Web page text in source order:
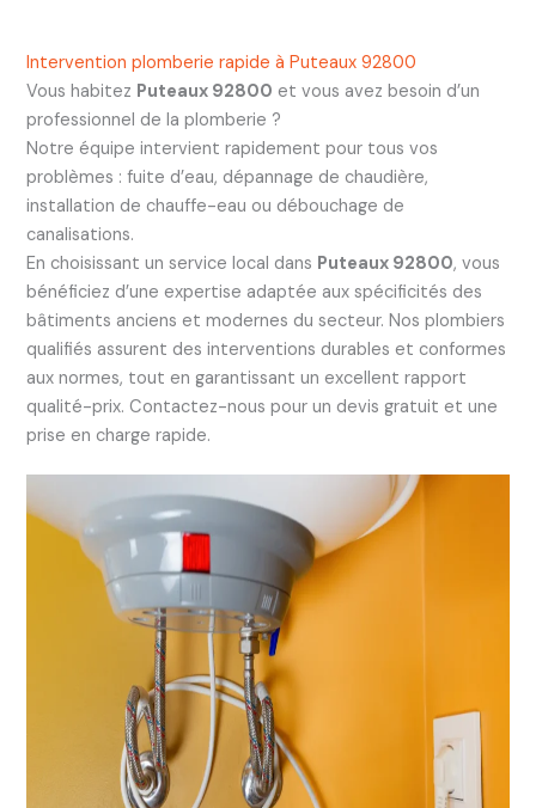
Intervention plomberie rapide à Puteaux 92800
Vous habitez Puteaux 92800 et vous avez besoin d’un
professionnel de la plomberie ?
Notre équipe intervient rapidement pour tous vos
problèmes : fuite d’eau, dépannage de chaudière,
installation de chauffe-eau ou débouchage de
canalisations.
En choisissant un service local dans Puteaux 92800, vous
bénéficiez d’une expertise adaptée aux spécificités des
bâtiments anciens et modernes du secteur. Nos plombiers
qualifiés assurent des interventions durables et conformes
aux normes, tout en garantissant un excellent rapport
qualité-prix. Contactez-nous pour un devis gratuit et une
prise en charge rapide.